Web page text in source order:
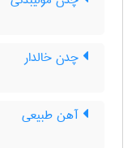
چدن خالدار
آهن طبیعی